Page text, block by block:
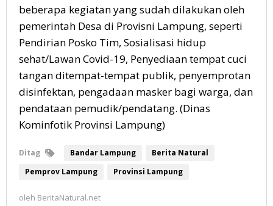
beberapa kegiatan yang sudah dilakukan oleh
pemerintah Desa di Provisni Lampung, seperti
Pendirian Posko Tim, Sosialisasi hidup
sehat/Lawan Covid-19, Penyediaan tempat cuci
tangan ditempat-tempat publik, penyemprotan
disinfektan, pengadaan masker bagi warga, dan
pendataan pemudik/pendatang. (Dinas
Kominfotik Provinsi Lampung)
Ditag Bandar Lampung
Berita Natural
Pemprov Lampung
Provinsi Lampung
oleh BeritaNatural.net